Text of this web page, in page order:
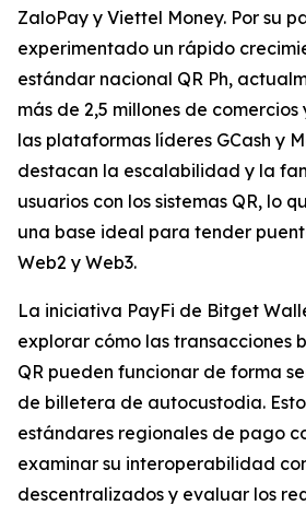
ZaloPay y Viettel Money. Por su
experimentado un rápido
estándar nacional QR Ph,
más de 2,5 millones de
las plataformas líderes GCash y
destacan la escalabilidad y la
usuarios con los sistemas QR, lo
una base ideal para tender
Web2 y Web3.
La iniciativa PayFi de Bitget
explorar cómo las transacciones
QR pueden funcionar de forma
de billetera de autocustodia.
estándares regionales de pago
examinar su interoperabilidad
descentralizados y evaluar los